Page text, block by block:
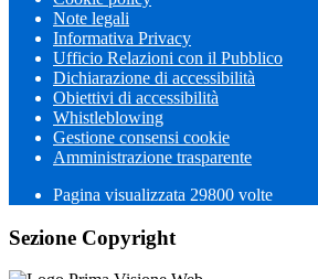
Note legali
Informativa Privacy
Ufficio Relazioni con il Pubblico
Dichiarazione di accessibilità
Obiettivi di accessibilità
Whistleblowing
Gestione consensi cookie
Amministrazione trasparente
Pagina visualizzata 29800 volte
Sezione Copyright